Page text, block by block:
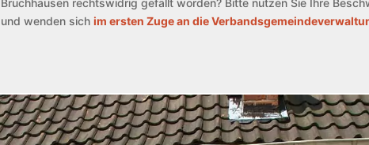
und wenden sichim ersten Zuge an die